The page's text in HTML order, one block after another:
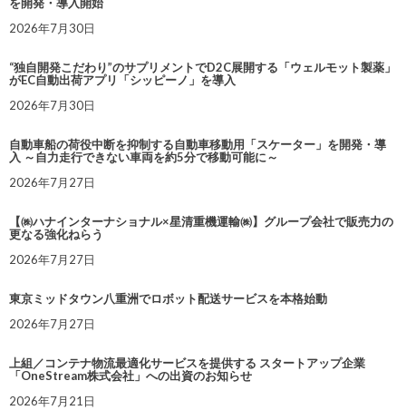
を開発・導入開始
2026年7月30日
“独自開発こだわり”のサプリメントでD2C展開する「ウェルモット製薬」
がEC自動出荷アプリ「シッピーノ」を導入
2026年7月30日
自動車船の荷役中断を抑制する自動車移動用「スケーター」を開発・導
入 ～自力走行できない車両を約5分で移動可能に～
2026年7月27日
【㈱ハナインターナショナル×星清重機運輸㈱】グループ会社で販売力の
更なる強化ねらう
2026年7月27日
東京ミッドタウン八重洲でロボット配送サービスを本格始動
2026年7月27日
上組／コンテナ物流最適化サービスを提供する スタートアップ企業
「OneStream株式会社」への出資のお知らせ
2026年7月21日